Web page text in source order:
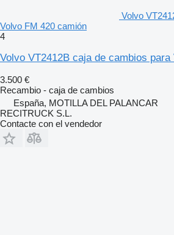
Volvo
Volvo FM 420 camión
4
Volvo VT2412B caja de cambios
3.500 €
Recambio - caja de cambios
España, MOTILLA DEL PALANCAR
RECITRUCK S.L.
Contacte con el vendedor